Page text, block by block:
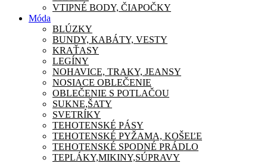
VTIPNÉ BODY, ČIAPOČKY
Móda
BLÚZKY
BUNDY, KABÁTY, VESTY
KRAŤASY
LEGÍNY
NOHAVICE, TRAKY, JEANSY
NOSIACE OBLEČENIE
OBLEČENIE S POTLAČOU
SUKNE,ŠATY
SVETRÍKY
TEHOTENSKÉ PÁSY
TEHOTENSKÉ PYŽAMA, KOŠEĽE
TEHOTENSKÉ SPODNÉ PRÁDLO
TEPLÁKY,MIKINY,SÚPRAVY